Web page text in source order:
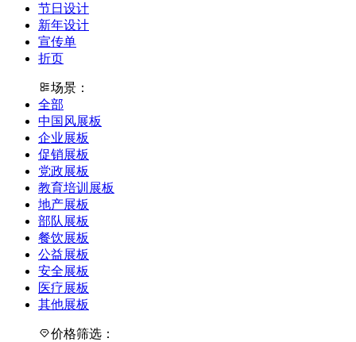
节日设计
新年设计
宣传单
折页
场景：
全部
中国风展板
企业展板
促销展板
党政展板
教育培训展板
地产展板
部队展板
餐饮展板
公益展板
安全展板
医疗展板
其他展板
价格筛选：